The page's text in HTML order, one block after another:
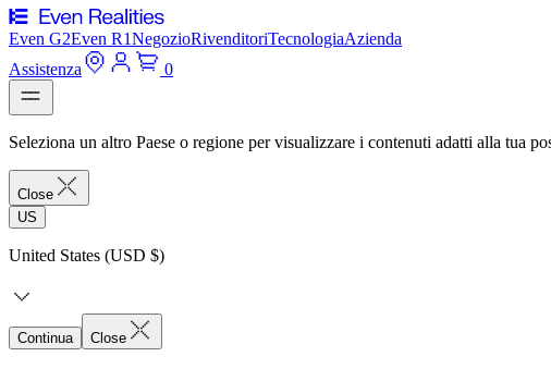
Even G2Even R1NegozioRivenditoriTecnologiaAzienda
Assistenza
0
Seleziona un altro Paese o regione per visualizzare i contenuti adatti alla tua
Close
US
United States (USD $)
Continua Close